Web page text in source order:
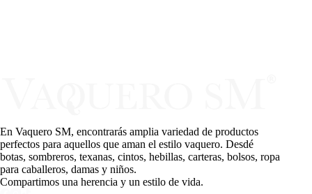
En Vaquero SM, encontrarás amplia variedad de productos
perfectos para aquellos que aman el estilo vaquero. Desdé
botas, sombreros, texanas, cintos, hebillas, carteras, bolsos, ropa
para caballeros, damas y niños.
Compartimos una herencia y un estilo de vida.